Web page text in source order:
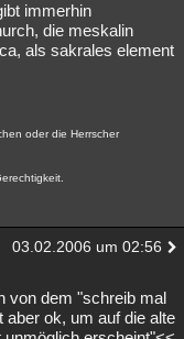
immerhin
die meskalin
als sakrales element
oder die Herrscher
03.02.2006 um 02:56
von dem "schreib mal
aber ok, um auf die alte